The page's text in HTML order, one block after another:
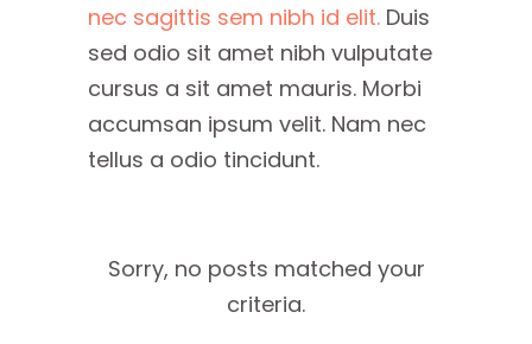
nec sagittis sem nibh id elit. Duis
sed odio sit amet nibh vulputate
cursus a sit amet mauris. Morbi
accumsan ipsum velit. Nam nec
tellus a odio tincidunt.
Sorry, no posts matched your
criteria.